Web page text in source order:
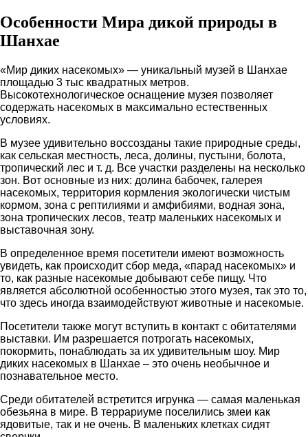
Особенности Мира дикой природы в
Шанхае
«Мир диких насекомых» — уникальный музей в Шанхае
площадью 3 тыс квадратных метров.
Высокотехнологическое оснащение музея позволяет
содержать насекомых в максимально естественных
условиях.
В музее удивительно воссозданы такие природные среды,
как сельская местность, леса, долины, пустыни, болота,
тропический лес и т. д. Все участки разделены на несколько
зон. Вот основные из них: долина бабочек, галерея
насекомых, территория кормления экологически чистым
кормом, зона с рептилиями и амфибиями, водная зона,
зона тропических лесов, театр маленьких насекомых и
выставочная зону.
В определенное время посетители имеют возможность
увидеть, как происходит сбор меда, «парад насекомых» и
то, как разные насекомые добывают себе пищу. Что
является абсолютной особенностью этого музея, так это то,
что здесь иногда взаимодействуют животные и насекомые.
Посетители также могут вступить в контакт с обитателями
выставки. Им разрешается потрогать насекомых,
покормить, понаблюдать за их удивительным шоу. Мир
диких насекомых в Шанхае – это очень необычное и
познавательное место.
Среди обитателей встретится игрунка — самая маленькая
обезьяна в мире. В террариуме поселились змеи как
ядовитые, так и не очень. В маленьких клетках сидят